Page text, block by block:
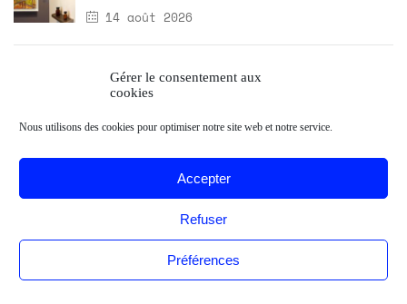
Gérer le consentement aux
cookies
Nous utilisons des cookies pour optimiser notre site web et notre service.
Accepter
Refuser
Préférences
14 août 2026